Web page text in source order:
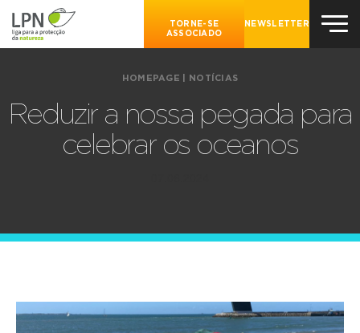
TORNE-SE
ASSOCIADO
NEWSLETTER
HOMEPAGE NOTÍCIAS
Reduzir a nossa pegada para
celebrar os oceanos